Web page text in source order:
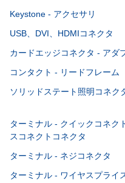
Keystone - アクセサリ
USB、DVI、HDMIコネクタ
カードエッジコネクタ - アダ
コンタクト - リードフレーム
ソリッドステート照明コネク
ターミナル - クイックコネク
スコネクトコネクタ
ターミナル - ネジコネクタ
ターミナル - ワイヤスプライ